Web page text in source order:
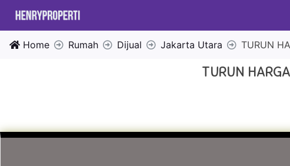
Home Rumah Dijual Jakarta Utara TURUN
TURUN